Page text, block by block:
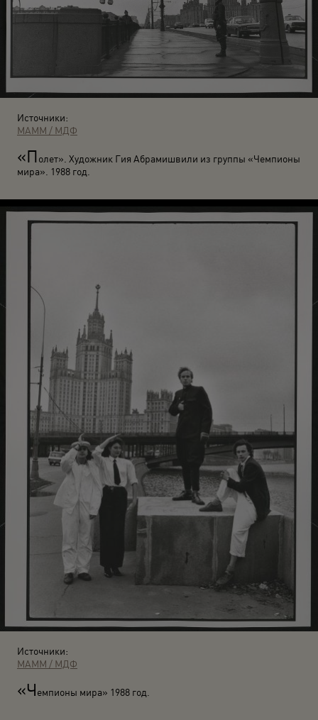
Источники:
МАММ / МДФ
«Полет». Художник Гия Абрамишвили из группы «Чемпионы
мира». 1988 год.
Источники:
МАММ / МДФ
«Чемпионы мира» 1988 год.